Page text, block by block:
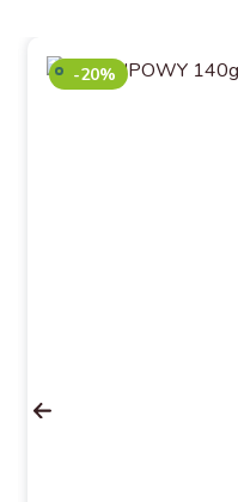
-20%